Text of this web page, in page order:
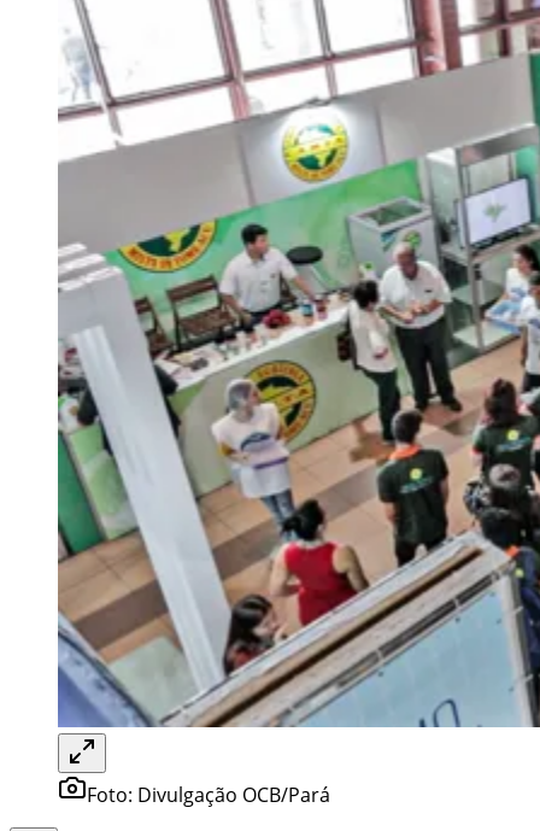
Foto: Divulgação OCB/Pará